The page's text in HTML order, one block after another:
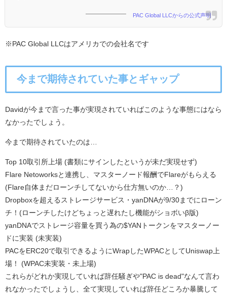
PAC Global LLCからの公式声明
※PAC Global LLCはアメリカでの会社名です
今まで期待されていた事とギャップ
Davidが今まで言った事が実現されていればこのような事態にはなら
なかったでしょう。
今まで期待されていたのは…
Top 10取引所上場 (書類にサインしたというが未だ実現せず)
Flare Netoworksと連携し、マスターノード報酬でFlareがもらえる
(Flare自体まだローンチしてないから仕方無いのか…？)
Dropboxを超えるストレージサービス・yanDNAが9/30までにローン
チ！(ローンチしたけどちょっと遅れたし機能がショボいβ版)
yanDNAでストレージ容量を買う為の$YANトークンをマスターノー
ドに実装 (未実装)
PACをERC20で取引できるようにWrapしたWPACとしてUniswap上
場！ (WPAC未実装・未上場)
これらがどれか実現していれば辞任騒ぎや"PAC is dead"なんて言わ
れなかったでしょうし、全て実現していれば辞任どころか暴騰して